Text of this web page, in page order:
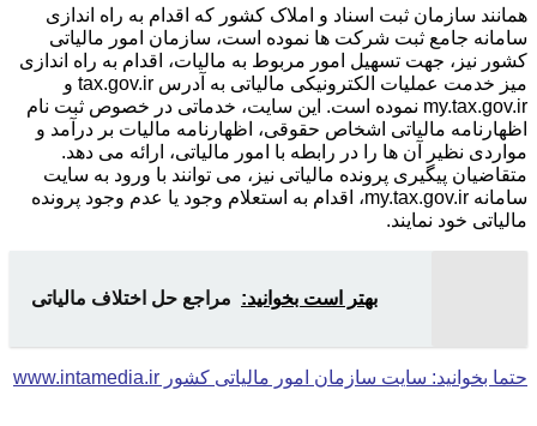
همانند سازمان ثبت اسناد و املاک کشور که اقدام به راه اندازی
سامانه جامع ثبت شرکت ها نموده است، سازمان امور مالیاتی
کشور نیز، جهت تسهیل امور مربوط به مالیات، اقدام به راه اندازی
میز خدمت عملیات الکترونیکی مالیاتی به آدرس tax.gov.ir و
my.tax.gov.ir نموده است. این سایت، خدماتی در خصوص ثبت نام
اظهارنامه مالیاتی اشخاص حقوقی، اظهارنامه مالیات بر درآمد و
مواردی نظیر آن ها را در رابطه با امور مالیاتی، ارائه می دهد.
متقاضیان پیگیری پرونده مالیاتی نیز، می توانند با ورود به سایت
سامانه my.tax.gov.ir، اقدام به استعلام وجود یا عدم وجود پرونده
مالیاتی خود نمایند.
بهتر است بخوانید: مراجع حل اختلاف مالیاتی
حتما بخوانید: سایت سازمان امور مالیاتی کشور www.intamedia.ir​